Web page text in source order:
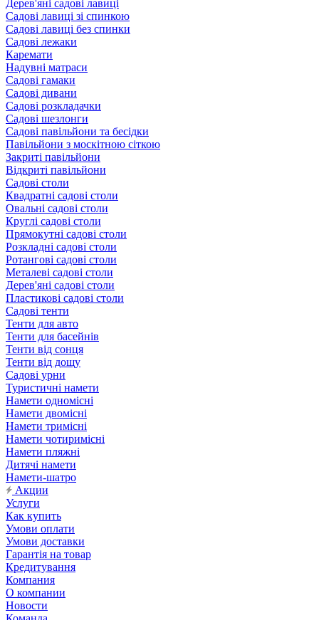
Дерев'яні садові лавиці
Садові лавиці зі спинкою
Садові лавиці без спинки
Садові лежаки
Каремати
Надувні матраси
Садові гамаки
Садові дивани
Садові розкладачки
Садові шезлонги
Садові павільйони та бесідки
Павільйони з москітною сіткою
Закриті павільйони
Відкриті павільйони
Садові столи
Квадратні садові столи
Овальні садові столи
Круглі садові столи
Прямокутні садові столи
Розкладні садові столи
Ротангові садові столи
Металеві садові столи
Дерев'яні садові столи
Пластикові садові столи
Садові тенти
Тенти для авто
Тенти для басейнів
Тенти від сонця
Тенти від дощу
Садові урни
Туристичні намети
Намети одномісні
Намети двомісні
Намети тримісні
Намети чотиримісні
Намети пляжні
Дитячі намети
Намети-шатро
Акции
Услуги
Как купить
Умови оплати
Умови доставки
Гарантія на товар
Кредитування
Компания
О компании
Новости